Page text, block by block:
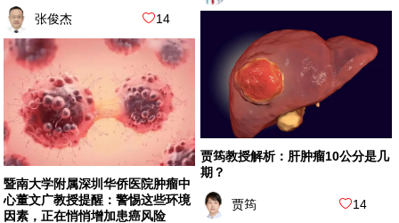
张俊杰 14
贾筠教授解析：肝肿瘤10公分是几
期？
贾筠 14
暨南大学附属深圳华侨医院肿瘤中
心董文广教授提醒：警惕这些环境
因素，正在悄悄增加患癌风险